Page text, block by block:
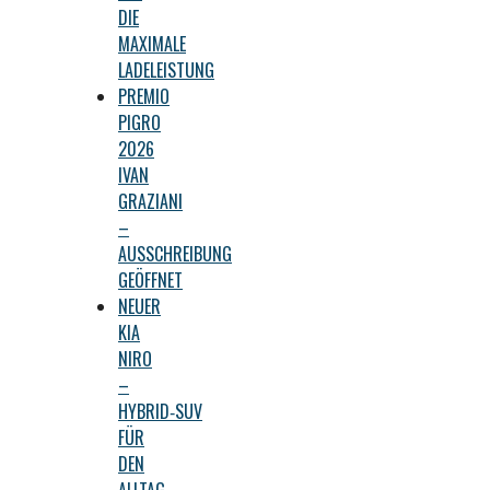
DIE
MAXIMALE
LADELEISTUNG
PREMIO
PIGRO
2026
IVAN
GRAZIANI
–
AUSSCHREIBUNG
GEÖFFNET
NEUER
KIA
NIRO
–
HYBRID‑SUV
FÜR
DEN